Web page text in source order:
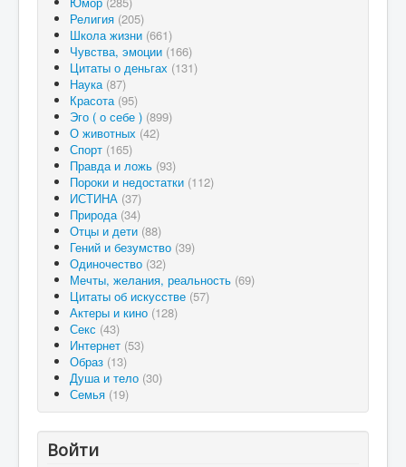
Религия (205)
Школа жизни (661)
Чувства, эмоции (166)
Цитаты о деньгах (131)
Наука (87)
Красота (95)
Эго ( о себе ) (899)
О животных (42)
Спорт (165)
Правда и ложь (93)
Пороки и недостатки (112)
ИСТИНА (37)
Природа (34)
Отцы и дети (88)
Гений и безумство (39)
Одиночество (32)
Мечты, желания, реальность (69)
Цитаты об искусстве (57)
Актеры и кино (128)
Секс (43)
Интернет (53)
Образ (13)
Душа и тело (30)
Семья (19)
Войти